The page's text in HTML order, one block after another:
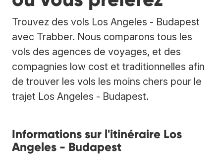
Trouvez des vols Los Angeles - Budapest
avec Trabber. Nous comparons tous les
vols des agences de voyages, et des
compagnies low cost et traditionnelles afin
de trouver les vols les moins chers pour le
trajet Los Angeles - Budapest.
Informations sur l'itinéraire Los
Angeles - Budapest